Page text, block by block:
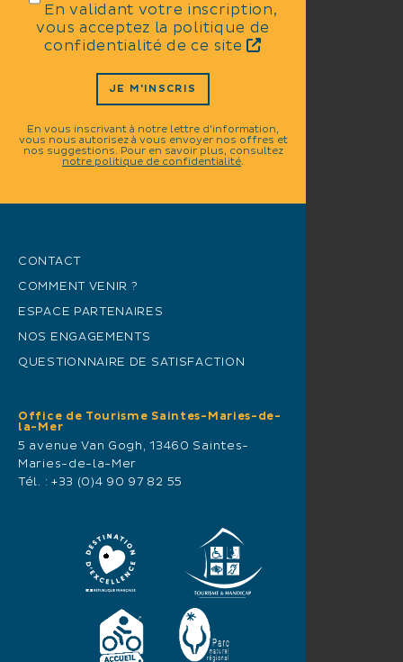
En validant votre inscription,
vous acceptez la politique de
confidentialité de ce site
JE M'INSCRIS
En vous inscrivant à notre lettre d'information,
vous nous autorisez à vous envoyer nos offres et
nos suggestions. Pour en savoir plus, consultez
notre politique de confidentialité.
CONTACT
COMMENT VENIR ?
ESPACE PARTENAIRES
NOS ENGAGEMENTS
QUESTIONNAIRE DE SATISFACTION
Office de Tourisme Saintes-Maries-de-
la-Mer
5 avenue Van Gogh, 13460 Saintes-
Maries-de-la-Mer
Tél. : +33 (0)4 90 97 82 55